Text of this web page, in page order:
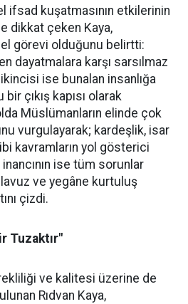
ifsad kuşatmasının etkilerinin
dikkat çeken Kaya,
görevi olduğunu belirtti:
dayatmalara karşı sarsılmaz
ise bunalan insanlığa
bir çıkış kapısı olarak
Müslümanların elinde çok
vurgulayarak; kardeşlik, isar
kavramların yol gösterici
ise tüm sorunlar
ve yegâne kurtuluş
çizdi.
Tuzaktır"
ve kalitesi üzerine de
Rıdvan Kaya,